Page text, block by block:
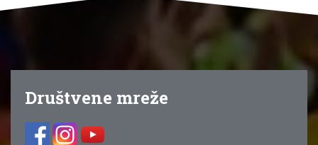
Društvene mreže